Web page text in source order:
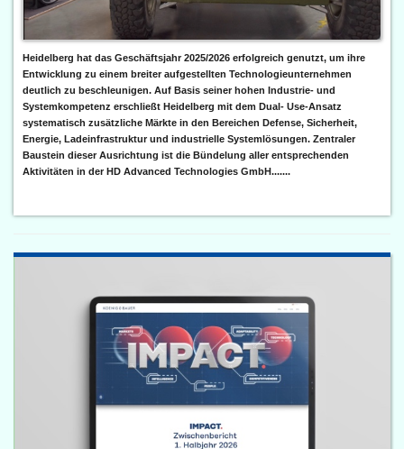
Heidelberg hat das Geschäftsjahr 2025/2026 erfolgreich genutzt, um ihre
Entwicklung zu einem breiter aufgestellten Technologieunternehmen
deutlich zu beschleunigen. Auf Basis seiner hohen Industrie- und
Systemkompetenz erschließt Heidelberg mit dem Dual- Use-Ansatz
systematisch zusätzliche Märkte in den Bereichen Defense, Sicherheit,
Energie, Ladeinfrastruktur und industrielle Systemlösungen. Zentraler
Baustein dieser Ausrichtung ist die Bündelung aller entsprechenden
Aktivitäten in der HD Advanced Technologies GmbH.......